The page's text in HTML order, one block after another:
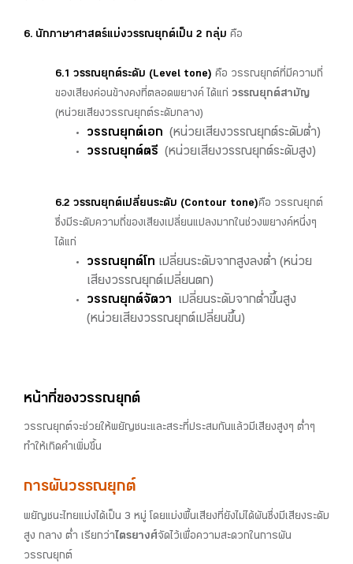
6. นักภาษาศาสตร์แบ่งวรรณยุกต์เป็น 2 กลุ่ม คือ
6.1 วรรณยุกต์ระดับ (Level tone) คือ วรรณยุกต์ที่มีความถี่
ของเสียงค่อนข้างคงที่ตลอดพยางค์ ได้แก่ วรรณยุกต์สามัญ
(หน่วยเสียงวรรณยุกต์ระดับกลาง)
วรรณยุกต์เอก
(หน่วยเสียงวรรณยุกต์ระดับต่ำ)
วรรณยุกต์ตรี
(หน่วยเสียงวรรณยุกต์ระดับสูง)
6.2 วรรณยุกต์เปลี่ยนระดับ (Contour tone)คือ วรรณยุกต์
ซึ่งมีระดับความถี่ของเสียงเปลี่ยนแปลงมากในช่วงพยางค์หนึ่งๆ
ได้แก่
วรรณยุกต์โท เปลี่ยนระดับจากสูงลงต่ำ (หน่วย
เสียงวรรณยุกต์เปลี่ยนตก)
วรรณยุกต์จัตวา
เปลี่ยนระดับจากต่ำขึ้นสูง
(หน่วยเสียงวรรณยุกต์เปลี่ยนขึ้น)
หน้าที่ของวรรณยุกต์
วรรณยุกต์จะช่วยให้พยัญชนะและสระที่ประสมกันแล้วมีเสียงสูงๆ ต่ำๆ
ทำให้เกิดคำเพิ่มขึ้น
การผันวรรณยุกต์
พยัญชนะไทยแบ่งได้เป็น 3 หมู่ โดยแบ่งพื้นเสียงที่ยังไม่ได้ผันซึ่งมีเสียงระดับ
สูง กลาง ต่ำ เรียกว่าไตรยางศ์จัดไว้เพื่อความสะดวกในการผัน
วรรณยุกต์